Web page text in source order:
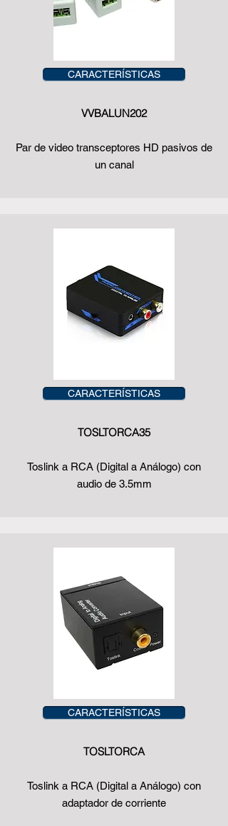
CARACTERÍSTICAS
VVBALUN202
Par de video transceptores HD pasivos de
un canal
CARACTERÍSTICAS
TOSLTORCA35
Toslink a RCA (Digital a Análogo) con
audio de 3.5mm
CARACTERÍSTICAS
TOSLTORCA
Toslink a RCA (Digital a Análogo) con
adaptador de corriente